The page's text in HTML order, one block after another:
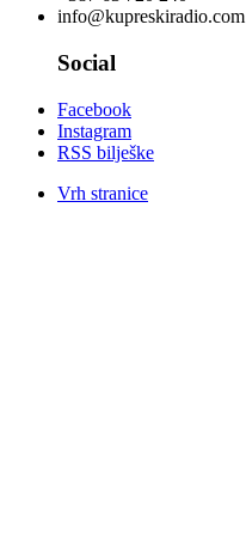
info@kupreskiradio.com
Social
Facebook
Instagram
RSS bilješke
Vrh stranice